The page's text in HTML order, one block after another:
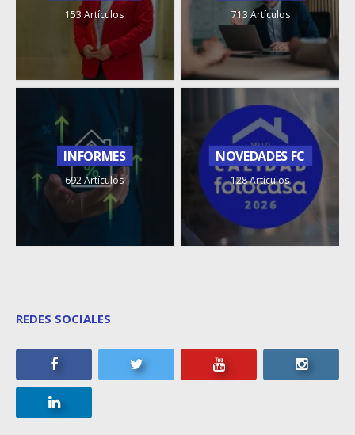
153 Artículos 713 Artículos
INFORMES
692 Artículos
NOVEDADES FC
128 Artículos
REDES SOCIALES